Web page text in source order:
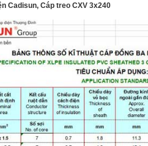
Cadisun, Cáp treo CXV 3x240